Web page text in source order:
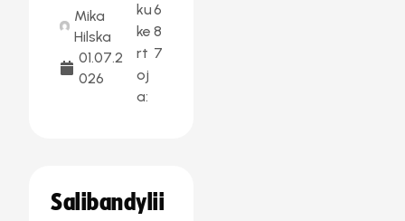
Mika
Hilska
01.07.2
026
ku
ke
rt
oj
a:
6
8
7
Salibandylii